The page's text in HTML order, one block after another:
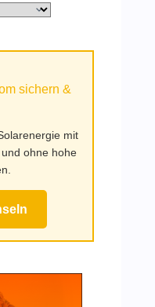
sichern &
mit
ohne hohe